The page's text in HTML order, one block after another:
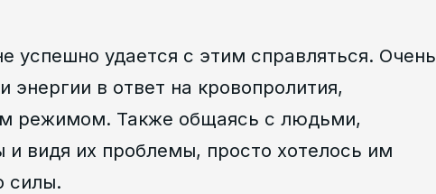
успешно удается с этим справляться. Очень
энергии в ответ на кровопролития,
режимом. Также общаясь с людьми,
видя их проблемы, просто хотелось им
силы.